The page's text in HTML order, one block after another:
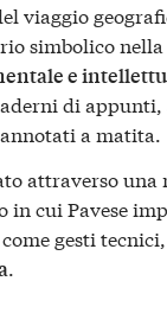
viaggio
simbolico nella
e
di
a matita.
attraverso una
cui Pavese
gesti
.